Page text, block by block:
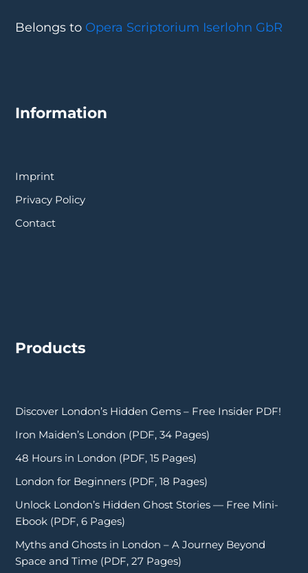
Belongs to Opera Scriptorium Iserlohn GbR
Information
Imprint
Privacy Policy
Contact
Products
Discover London’s Hidden Gems – Free Insider PDF!
Iron Maiden’s London (PDF, 34 Pages)
48 Hours in London (PDF, 15 Pages)
London for Beginners (PDF, 18 Pages)
Unlock London’s Hidden Ghost Stories — Free Mini-
Ebook (PDF, 6 Pages)
Myths and Ghosts in London – A Journey Beyond
Space and Time (PDF, 27 Pages)